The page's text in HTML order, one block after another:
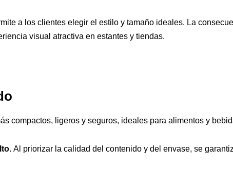
a los clientes elegir el estilo y tamaño ideales. La
visual atractiva en estantes y tiendas.
compactos, ligeros y seguros, ideales para alimentos y
Al priorizar la calidad del contenido y del envase, se